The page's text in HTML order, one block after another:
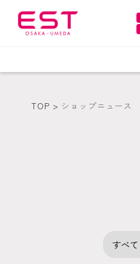
TOP ショップニュース